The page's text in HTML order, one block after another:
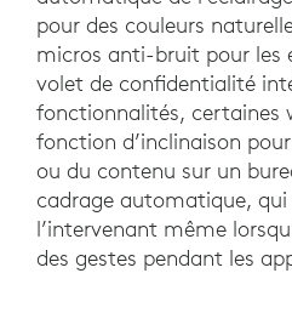
pour des couleurs
micros anti-bruit pour les
volet de confidentialité
fonctionnalités, certaines
fonction d’inclinaison
ou du contenu sur un
cadrage automatique,
l’intervenant même
des gestes pendant les